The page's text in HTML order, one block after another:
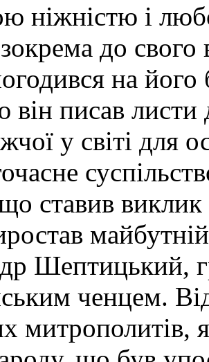
ніжністю і
зокрема до
на
він писав листи
у світі для
ставив виклик
Шептицький,
ченцем.
митрополитів,